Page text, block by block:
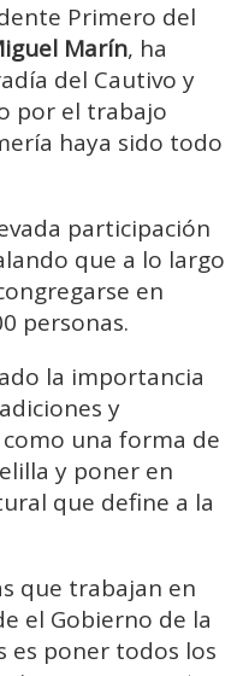
Primero del
Marín, ha
del Cautivo y
por el trabajo
haya sido todo
participación
que a lo largo
en
personas.
la importancia
y
una forma de
y poner en
que define a la
que trabajan en
el Gobierno de la
es poner todos los